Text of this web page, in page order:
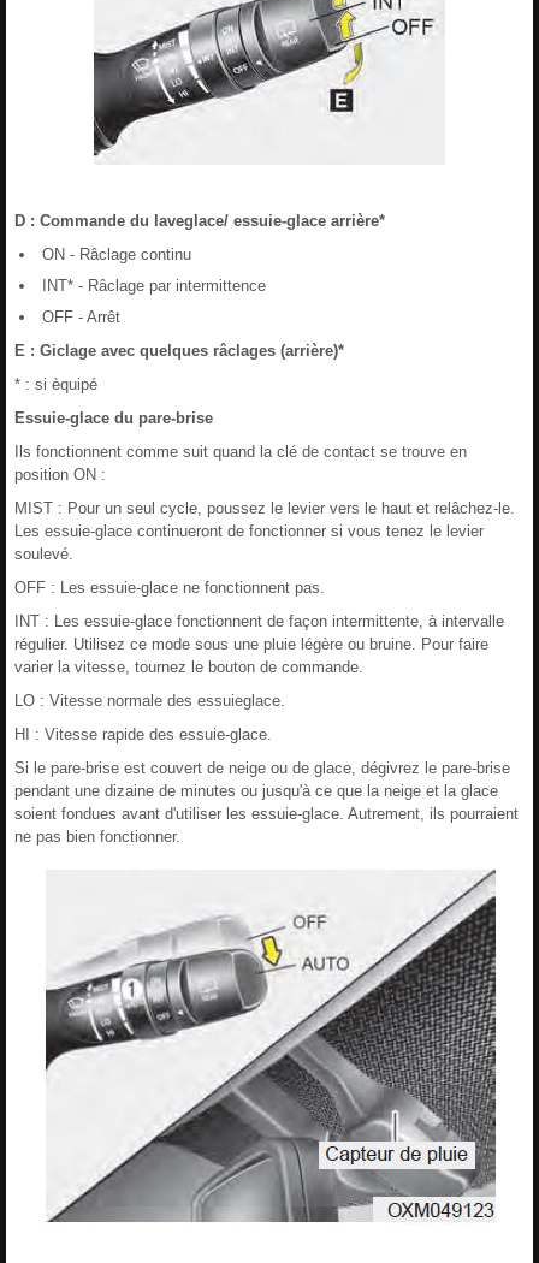
D : Commande du laveglace/ essuie-glace arrière*
ON - Râclage continu
INT* - Râclage par intermittence
OFF - Arrêt
E : Giclage avec quelques râclages (arrière)*
* : si èquipé
Essuie-glace du pare-brise
Ils fonctionnent comme suit quand la clé de contact se trouve en
position ON :
MIST : Pour un seul cycle, poussez le levier vers le haut et relâchez-le.
Les essuie-glace continueront de fonctionner si vous tenez le levier
soulevé.
OFF : Les essuie-glace ne fonctionnent pas.
INT : Les essuie-glace fonctionnent de façon intermittente, à intervalle
régulier. Utilisez ce mode sous une pluie légère ou bruine. Pour faire
varier la vitesse, tournez le bouton de commande.
LO : Vitesse normale des essuieglace.
HI : Vitesse rapide des essuie-glace.
Si le pare-brise est couvert de neige ou de glace, dégivrez le pare-brise
pendant une dizaine de minutes ou jusqu'à ce que la neige et la glace
soient fondues avant d'utiliser les essuie-glace. Autrement, ils pourraient
ne pas bien fonctionner.